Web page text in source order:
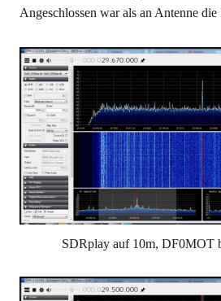
Angeschlossen war als an Antenne
SDRplay auf 10m, DF0MOT